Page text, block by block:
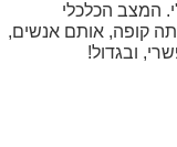
המצב הכלכלי
קופה, אותם אנשים,
ובגדול!